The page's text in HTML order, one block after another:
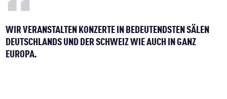
WIR VERANSTALTEN KONZERTE IN BEDEUTENDSTEN SÄLEN
DEUTSCHLANDS UND DER SCHWEIZ WIE AUCH IN GANZ
EUROPA.